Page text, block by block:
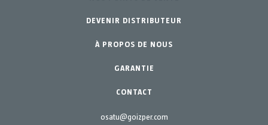
osatu@goizper.com
Jardin Particulier
Accessoires
Pièces de rechange
Kits d´entretien
DEVENIR DISTRIBUTEUR
À PROPOS DE NOUS
GARANTIE
CONTACT